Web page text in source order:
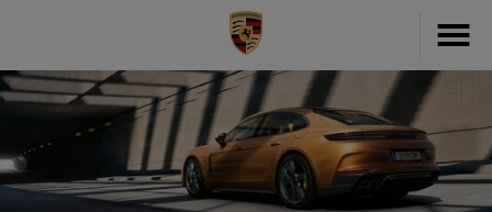
Fahrzeug konfigurieren
718
911
Zubehör